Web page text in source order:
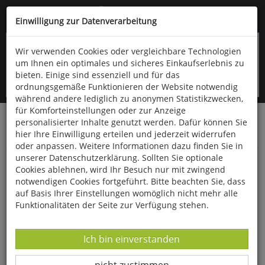
Kompletten Head der Seite überspringen
oder (06766) 9323-960
Startseite Bücher Downloads
Zeitschriften
SportPraxis
Taktikspielmodelle - Ein Überblicksbeitrag
Einwilligung zur Datenverarbeitung
Wir verwenden Cookies oder vergleichbare Technologien
um Ihnen ein optimales und sicheres Einkaufserlebnis zu
bieten. Einige sind essenziell und für das
ordnungsgemäße Funktionieren der Website notwendig
während andere lediglich zu anonymen Statistikzwecken,
für Komforteinstellungen oder zur Anzeige
personalisierter Inhalte genutzt werden. Dafür können Sie
hier Ihre Einwilligung erteilen und jederzeit widerrufen
oder anpassen. Weitere Informationen dazu finden Sie in
unserer Datenschutzerklärung. Sollten Sie optionale
Cookies ablehnen, wird Ihr Besuch nur mit zwingend
notwendigen Cookies fortgeführt. Bitte beachten Sie, dass
auf Basis Ihrer Einstellungen womöglich nicht mehr alle
Funktionalitäten der Seite zur Verfügung stehen.
Datenverarbeitung -
Ich bin einverstanden